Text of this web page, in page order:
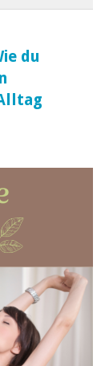
du